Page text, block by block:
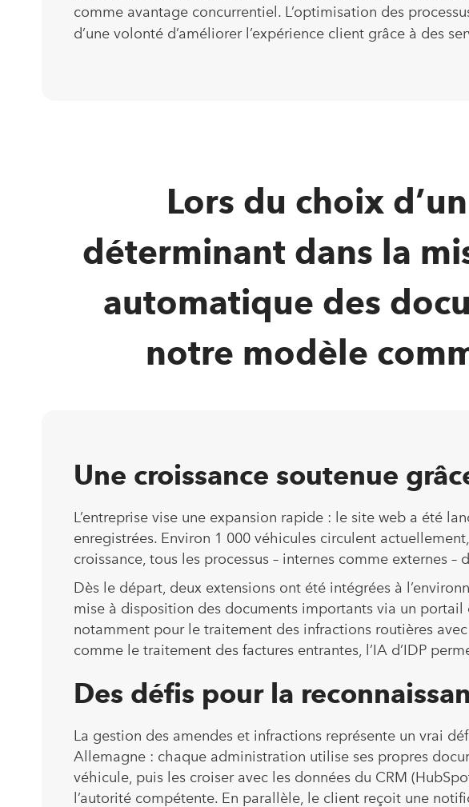
comme avantage concurrentiel. L’optimisation des
d’une volonté d’améliorer l’expérience client grâce à des
Lors du choix
déterminant dans la
automatique des
notre modèle
Une croissance soutenue
L’entreprise vise une expansion rapide : le site web a été
enregistrées. Environ 1 000 véhicules circulent
croissance, tous les processus – internes comme externes
Dès le départ, deux extensions ont été intégrées à
mise à disposition des documents importants via un
notamment pour le traitement des infractions routières
comme le traitement des factures entrantes, l’IA d’IDP
Des défis pour la
La gestion des amendes et infractions représente un vrai
Allemagne : chaque administration utilise ses propres
véhicule, puis les croiser avec les données du CRM
l’autorité compétente. En parallèle, le client reçoit une